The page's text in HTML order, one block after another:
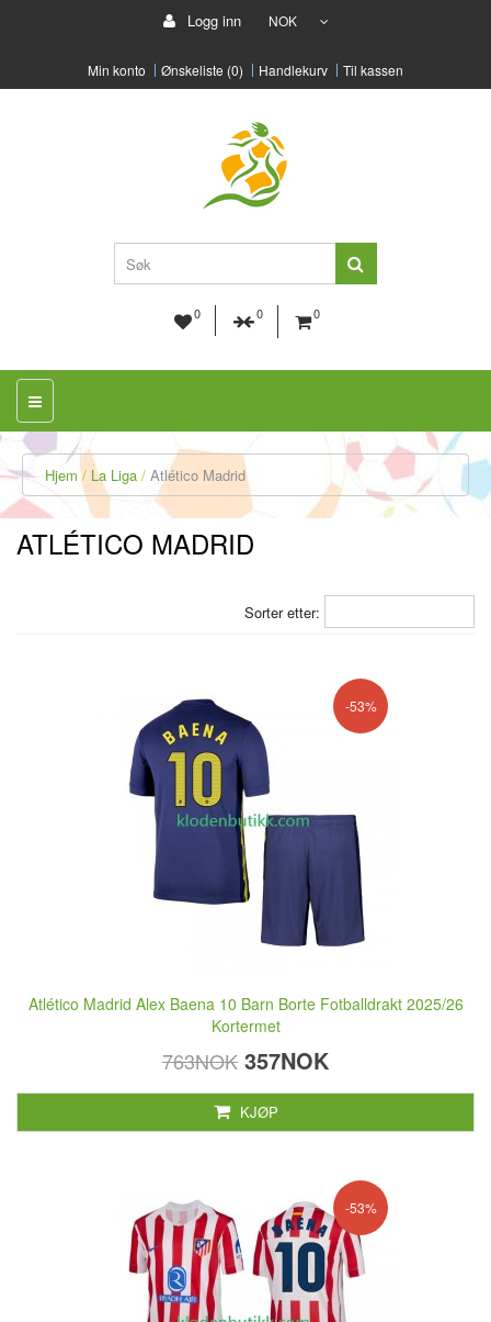
Logg inn NOK
Min konto Ønskeliste (0) Handlekurv Til kassen
0 0 0
Hjem La Liga Atlético Madrid
ATLÉTICO MADRID
Sorter etter:
-53%
Atlético Madrid Alex Baena 10 Barn Borte Fotballdrakt 2025/26
Kortermet
763NOK 357NOK
KJØP
-53%